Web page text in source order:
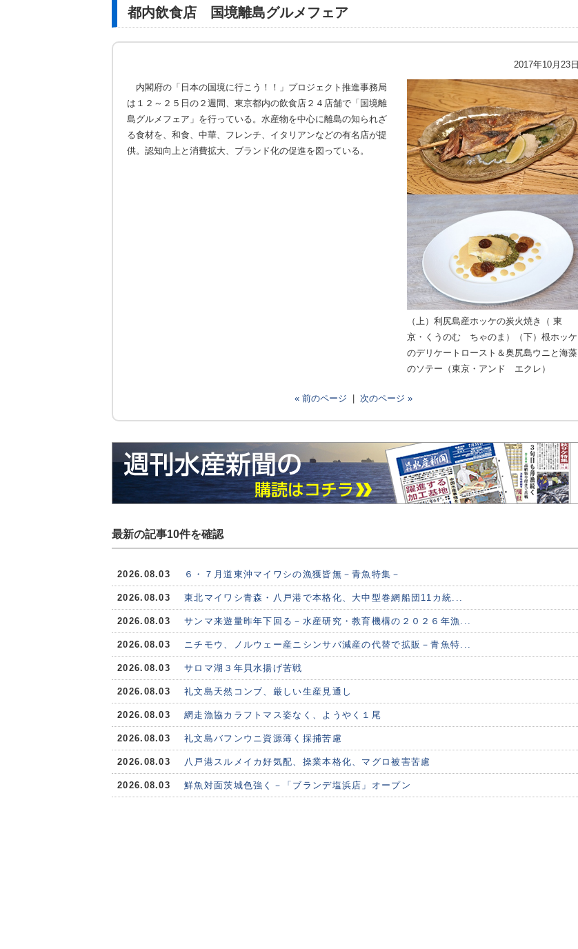
都内飲食店 国境離島グルメフェア
2017年10月23日
（上）利尻島産ホッケの炭火焼き（ 東
京・くうのむ ちゃのま）（下）根ホッケ
のデリケートロースト＆奥尻島ウニと海藻
のソテー（東京・アンド エクレ）
内閣府の「日本の国境に行こう！！」プロジェクト推進事務局
は１２～２５日の２週間、東京都内の飲食店２４店舗で「国境離
島グルメフェア」を行っている。水産物を中心に離島の知られざ
る食材を、和食、中華、フレンチ、イタリアンなどの有名店が提
供。認知向上と消費拡大、ブランド化の促進を図っている。
« 前のページ 次のページ »
最新の記事10件を確認
2026.08.03 ６・７月道東沖マイワシの漁獲皆無－青魚特集－
2026.08.03 東北マイワシ青森・八戸港で本格化、大中型巻網船団11カ統...
2026.08.03 サンマ来遊量昨年下回る－水産研究・教育機構の２０２６年漁...
2026.08.03 ニチモウ、ノルウェー産ニシンサバ減産の代替で拡販－青魚特...
2026.08.03 サロマ湖３年貝水揚げ苦戦
2026.08.03 礼文島天然コンブ、厳しい生産見通し
2026.08.03 網走漁協カラフトマス姿なく、ようやく１尾
2026.08.03 礼文島バフンウニ資源薄く採捕苦慮
2026.08.03 八戸港スルメイカ好気配、操業本格化、マグロ被害苦慮
2026.08.03 鮮魚対面茨城色強く－「ブランデ塩浜店」オープン